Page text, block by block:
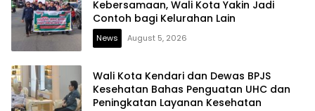
Kebersamaan, Wali Kota Yakin Jadi
Contoh bagi Kelurahan Lain
News August 5, 2026
Wali Kota Kendari dan Dewas BPJS
Kesehatan Bahas Penguatan UHC dan
Peningkatan Layanan Kesehatan